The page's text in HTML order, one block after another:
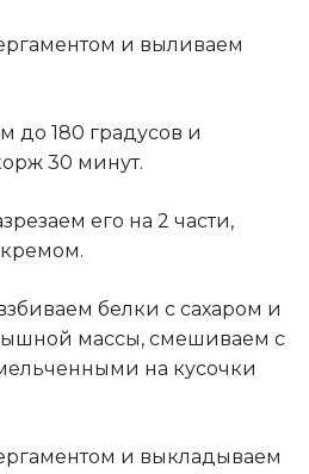
и выливаем
до 180 градусов и
30 минут.
его на 2 части,
белки с сахаром и
массы, смешиваем с
на кусочки
и выкладываем